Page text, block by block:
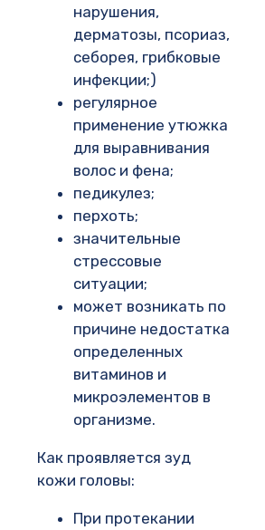
нарушения,
дерматозы, псориаз,
себорея, грибковые
инфекции;)
регулярное
применение утюжка
для выравнивания
волос и фена;
педикулез;
перхоть;
значительные
стрессовые
ситуации;
может возникать по
причине недостатка
определенных
витаминов и
микроэлементов в
организме.
Как проявляется зуд
кожи головы:
При протекании